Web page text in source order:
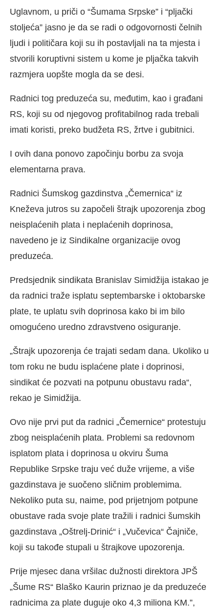
Uglavnom, u priči o “Šumama Srpske” i “pljački
stoljeća” jasno je da se radi o odgovornosti čelnih
ljudi i političara koji su ih postavljali na ta mjesta i
stvorili koruptivni sistem u kome je pljačka takvih
razmjera uopšte mogla da se desi.
Radnici tog preduzeća su, međutim, kao i građani
RS, koji su od njegovog profitabilnog rada trebali
imati koristi, preko budžeta RS, žrtve i gubitnici.
I ovih dana ponovo započinju borbu za svoja
elementarna prava.
Radnici Šumskog gazdinstva „Čemernica“ iz
Kneževa jutros su započeli štrajk upozorenja zbog
neisplaćenih plata i neplaćenih doprinosa,
navedeno je iz Sindikalne organizacije ovog
preduzeća.
Predsjednik sindikata Branislav Simidžija istakao je
da radnici traže isplatu septembarske i oktobarske
plate, te uplatu svih doprinosa kako bi im bilo
omogućeno uredno zdravstveno osiguranje.
„Štrajk upozorenja će trajati sedam dana. Ukoliko u
tom roku ne budu isplaćene plate i doprinosi,
sindikat će pozvati na potpunu obustavu rada“,
rekao je Simidžija.
Ovo nije prvi put da radnici „Čemernice“ protestuju
zbog neisplaćenih plata. Problemi sa redovnom
isplatom plata i doprinosa u okviru Šuma
Republike Srpske traju već duže vrijeme, a više
gazdinstava je suočeno sličnim problemima.
Nekoliko puta su, naime, pod prijetnjom potpune
obustave rada svoje plate tražili i radnici šumskih
gazdinstava „Oštrelj-Drinić“ i „Vučevica“ Čajniče,
koji su takođe stupali u štrajkove upozorenja.
Prije mjesec dana vršilac dužnosti direktora JPŠ
„Šume RS“ Blaško Kaurin priznao je da preduzeće
radnicima za plate duguje oko 4,3 miliona KM.”,